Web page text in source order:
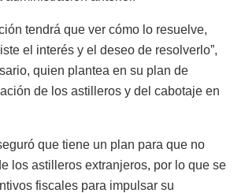
tendrá que ver cómo lo resuelve,
el interés y el deseo de resolverlo”,
quien plantea en su plan de
de los astilleros y del cabotaje en
que tiene un plan para que no
los astilleros extranjeros, por lo que se
fiscales para impulsar su